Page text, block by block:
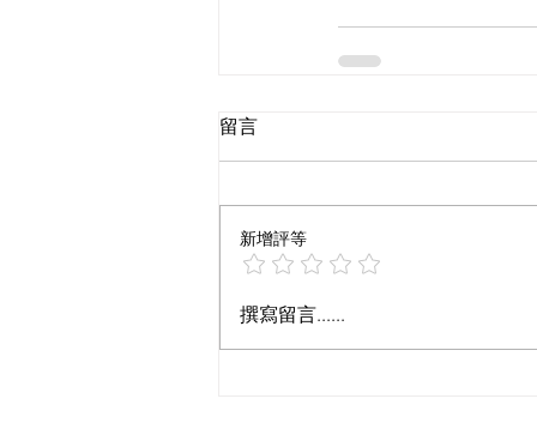
留言
新增評等
撰寫留言......